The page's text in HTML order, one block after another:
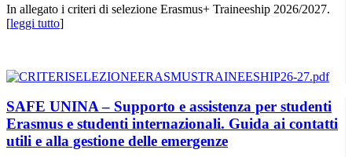
In allegato i criteri di selezione Erasmus+ Traineeship 2026/2027.
[leggi tutto]
SAFE UNINA – Supporto e assistenza per studenti
Erasmus e studenti internazionali. Guida ai contatti
utili e alla gestione delle emergenze